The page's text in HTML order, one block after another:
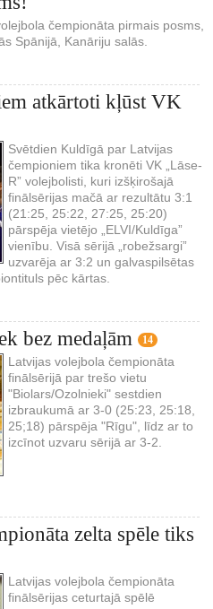
čempionāta pirmais posms,
Spānijā, Kanāriju salās.
atkārtoti kļūst VK
Svētdien Kuldīgā par Latvijas
čempioniem tika kronēti VK „Lāse-
R” volejbolisti, kuri izšķirošajā
finālsērijas mačā ar rezultātu 3:1
(21:25, 25:22, 27:25, 25:20)
pārspēja vietējo „ELVI/Kuldīga”
vienību. Visā sērijā „robežsargi”
uzvarēja ar 3:2 un galvaspilsētas
pēc kārtas.
bez medaļām 14
Latvijas volejbola čempionāta
finālsērijā par trešo vietu
"Biolars/Ozolnieki" sestdien
izbraukumā ar 3-0 (25:23, 25:18,
25;18) pārspēja "Rīgu", līdz ar to
izcīnot uzvaru sērijā ar 3-2.
zelta spēle tiks
Latvijas volejbola čempionāta
finālsērijas ceturtajā spēlē